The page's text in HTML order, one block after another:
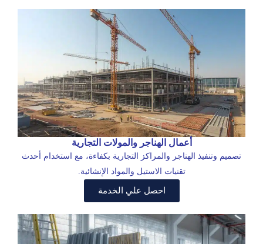
أعمال الهناجر والمولات التجارية
تصميم وتنفيذ الهناجر والمراكز التجارية بكفاءة، مع استخدام أحدث
تقنيات الاستيل والمواد الإنشائية.
احصل علي الخدمة